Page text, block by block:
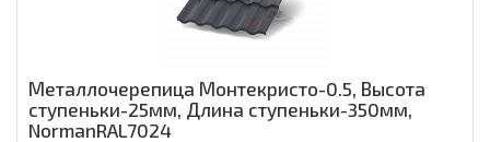
Металлочерепица Монтекристо-0.5, Высота
ступеньки-25мм, Длина ступеньки-350мм,
NormanRAL7024